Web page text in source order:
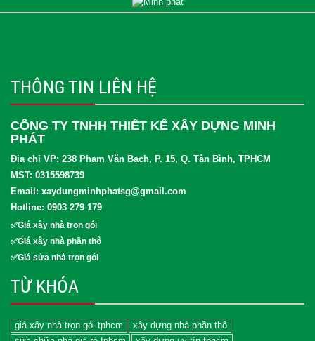
THÔNG TIN LIÊN HỆ
CÔNG TY TNHH THIẾT KẾ XÂY DỰNG MINH
PHÁT
Địa chỉ VP: 238 Phạm Văn Bạch, P. 15, Q. Tân Bình, TPHCM
MST: 0315598739
Email: xaydungminhphatsg@gmail.com
Hotline: 0903 279 179
✅Giá xây nhà trọn gói
✅Giá xây nhà phần thô
✅Giá sửa nhà trọn gói
TỪ KHÓA
giá xây nhà trọn gói tphcm
xây dựng nhà phần thô